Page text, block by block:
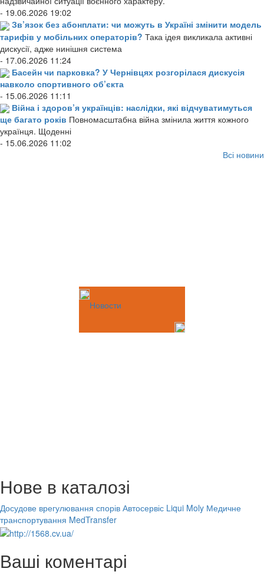
- 19.06.2026 19:02
Зв’язок без абонплати: чи можуть в Україні змінити модель
тарифів у мобільних операторів? Така ідея викликала активні
дискусії, адже нинішня система
- 17.06.2026 11:24
Басейн чи парковка? У Чернівцях розгорілася дискусія
навколо спортивного об’єкта
- 15.06.2026 11:11
Війна і здоров’я українців: наслідки, які відчуватимуться
ще багато років Повномасштабна війна змінила життя кожного
українця. Щоденні
- 15.06.2026 11:02
Всі новини
Новости
Нове в каталозі
Досудове врегулювання спорів Автосервіс Liqui Moly Медичне
транспортування MedTransfer
Ваші коментарі